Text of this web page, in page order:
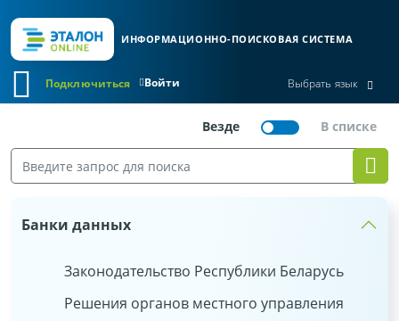
ИНФОРМАЦИОННО-ПОИСКОВАЯ СИСТЕМА
Войти
Подключиться Выбрать язык
Банки данных
Законодательство Республики Беларусь
Решения органов местного управления